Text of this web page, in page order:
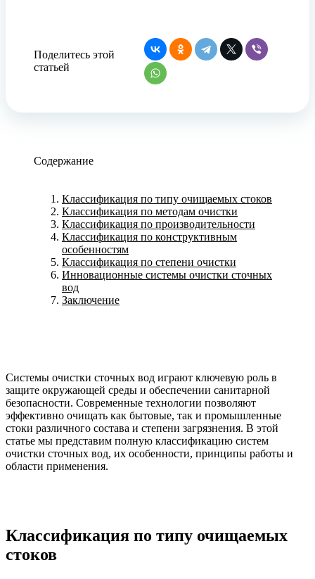
Поделитесь этой
статьей
Содержание
Классификация по типу очищаемых стоков
Классификация по методам очистки
Классификация по производительности
Классификация по конструктивным
особенностям
Классификация по степени очистки
Инновационные системы очистки сточных
вод
Заключение
Системы очистки сточных вод играют ключевую роль в
защите окружающей среды и обеспечении санитарной
безопасности. Современные технологии позволяют
эффективно очищать как бытовые, так и промышленные
стоки различного состава и степени загрязнения. В этой
статье мы представим полную классификацию систем
очистки сточных вод, их особенности, принципы работы и
области применения.
Классификация по типу очищаемых
стоков